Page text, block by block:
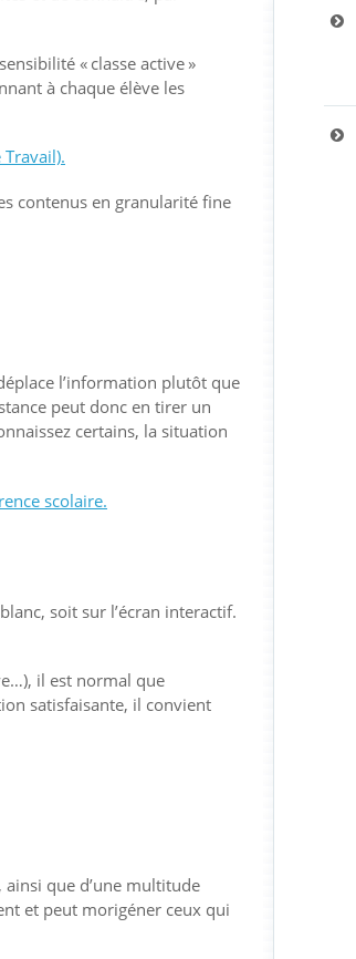
« classe active »
à chaque élève les
Travail).
contenus en granularité fine
l’information plutôt que
peut donc en tirer un
certains, la situation
scolaire.
soit sur l’écran interactif.
il est normal que
satisfaisante, il convient
que d’une multitude
et peut morigéner ceux qui